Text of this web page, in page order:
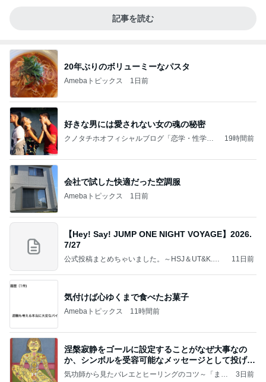
記事を読む
20年ぶりのボリューミーなパスタ
Amebaトピックス 1日前
好きな男には愛されない女の魂の秘密
クノタチホオフィシャルブログ「恋学・性学研
19時間前
会社で試した快適だった空調服
Amebaトピックス 1日前
【Hey! Say! JUMP ONE NIGHT VOYAGE】2026.
7/27
公式投稿まとめちゃいました。～HSJ＆UT&K.O.
11日前
気付けば心ゆくまで食べたお菓子
Amebaトピックス 11時間前
涅槃寂静をゴールに設定することがなぜ大事なの
か、シンボルを受容可能なメッセージとして投げる
ことが
気功師から見たバレエとヒーリングのコツ～「まと
3日前